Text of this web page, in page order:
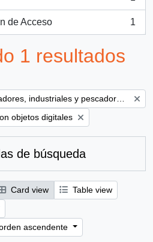
de Acceso 1
1 resultados
filter:
objetos digitales
de búsqueda
Card view
Table view
ascendente